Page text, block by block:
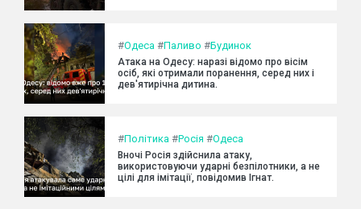
#Одеса #Паливо #Будинок
Атака на Одесу: наразі відомо про вісім
осіб, які отримали поранення, серед них і
дев'ятирічна дитина.
#Політика #Росія #Одеса
Вночі Росія здійснила атаку,
використовуючи ударні безпілотники, а не
цілі для імітації, повідомив Ігнат.